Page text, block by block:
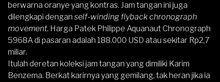
berwarna oranye yang kontras. Jam tangan ini juga
dilengkapi dengan self-winding flyback chronograph
movement. Harga Patek Philippe Aquanaut Chronograph
5968A di pasaran adalah 188.000 USD atau sekitar Rp2,7
miliar.
Itulah deretan koleksi jam tangan yang dimiliki Karim
Benzema. Berkat karirnya yang gemilang, tak heran jika ia